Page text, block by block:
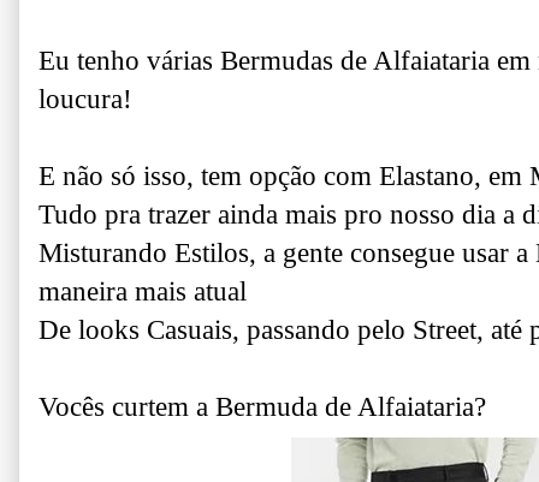
Eu tenho várias Bermudas de Alfaiataria
loucura!
E não só isso, tem opção com Elastano, em
Tudo pra trazer ainda mais pro nosso dia a
Misturando Estilos, a gente consegue usar
maneira mais atual
De looks Casuais, passando pelo Street, até
Vocês curtem a Bermuda de Alfaiataria?